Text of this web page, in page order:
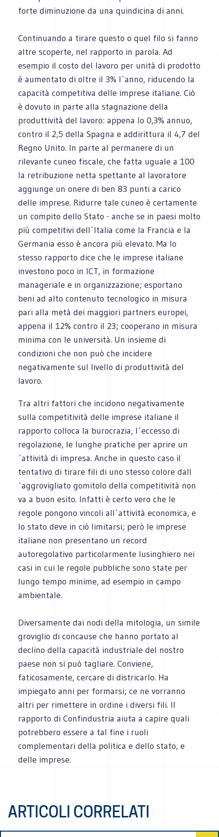
forte diminuzione da una quindicina di anni.
Continuando a tirare questo o quel filo si fanno
altre scoperte, nel rapporto in parola. Ad
esempio il costo del lavoro per unità di prodotto
è aumentato di oltre il 3% l´anno, riducendo la
capacità competitiva delle imprese italiane. Ciò
è dovuto in parte alla stagnazione della
produttività del lavoro: appena lo 0,3% annuo,
contro il 2,5 della Spagna e addirittura il 4,7 del
Regno Unito. In parte al permanere di un
rilevante cuneo fiscale, che fatta uguale a 100
la retribuzione netta spettante al lavoratore
aggiunge un onere di ben 83 punti a carico
delle imprese. Ridurre tale cuneo è certamente
un compito dello Stato - anche se in paesi molto
più competitivi dell´Italia come la Francia e la
Germania esso è ancora più elevato. Ma lo
stesso rapporto dice che le imprese italiane
investono poco in ICT, in formazione
manageriale e in organizzazione; esportano
beni ad alto contenuto tecnologico in misura
pari alla metà dei maggiori partners europei,
appena il 12% contro il 23; cooperano in misura
minima con le università. Un insieme di
condizioni che non può che incidere
negativamente sul livello di produttività del
lavoro.
Tra altri fattori che incidono negativamente
sulla competitività delle imprese italiane il
rapporto colloca la burocrazia, l´eccesso di
regolazione, le lunghe pratiche per aprire un
´attività di impresa. Anche in questo caso il
tentativo di tirare fili di uno stesso colore dall
´aggrovigliato gomitolo della competitività non
va a buon esito. Infatti è certo vero che le
regole pongono vincoli all´attività economica, e
lo stato deve in ciò limitarsi; però le imprese
italiane non presentano un record
autoregolativo particolarmente lusinghiero nei
casi in cui le regole pubbliche sono state per
lungo tempo minime, ad esempio in campo
ambientale.
Diversamente dai nodi della mitologia, un simile
groviglio di concause che hanno portato al
declino della capacità industriale del nostro
paese non si può tagliare. Conviene,
faticosamente, cercare di districarlo. Ha
impiegato anni per formarsi; ce ne vorranno
altri per rimettere in ordine i diversi fili. Il
rapporto di Confindustria aiuta a capire quali
potrebbero essere a tal fine i ruoli
complementari della politica e dello stato, e
delle imprese.
ARTICOLI CORRELATI